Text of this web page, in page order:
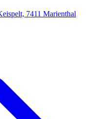
7411 Marienthal